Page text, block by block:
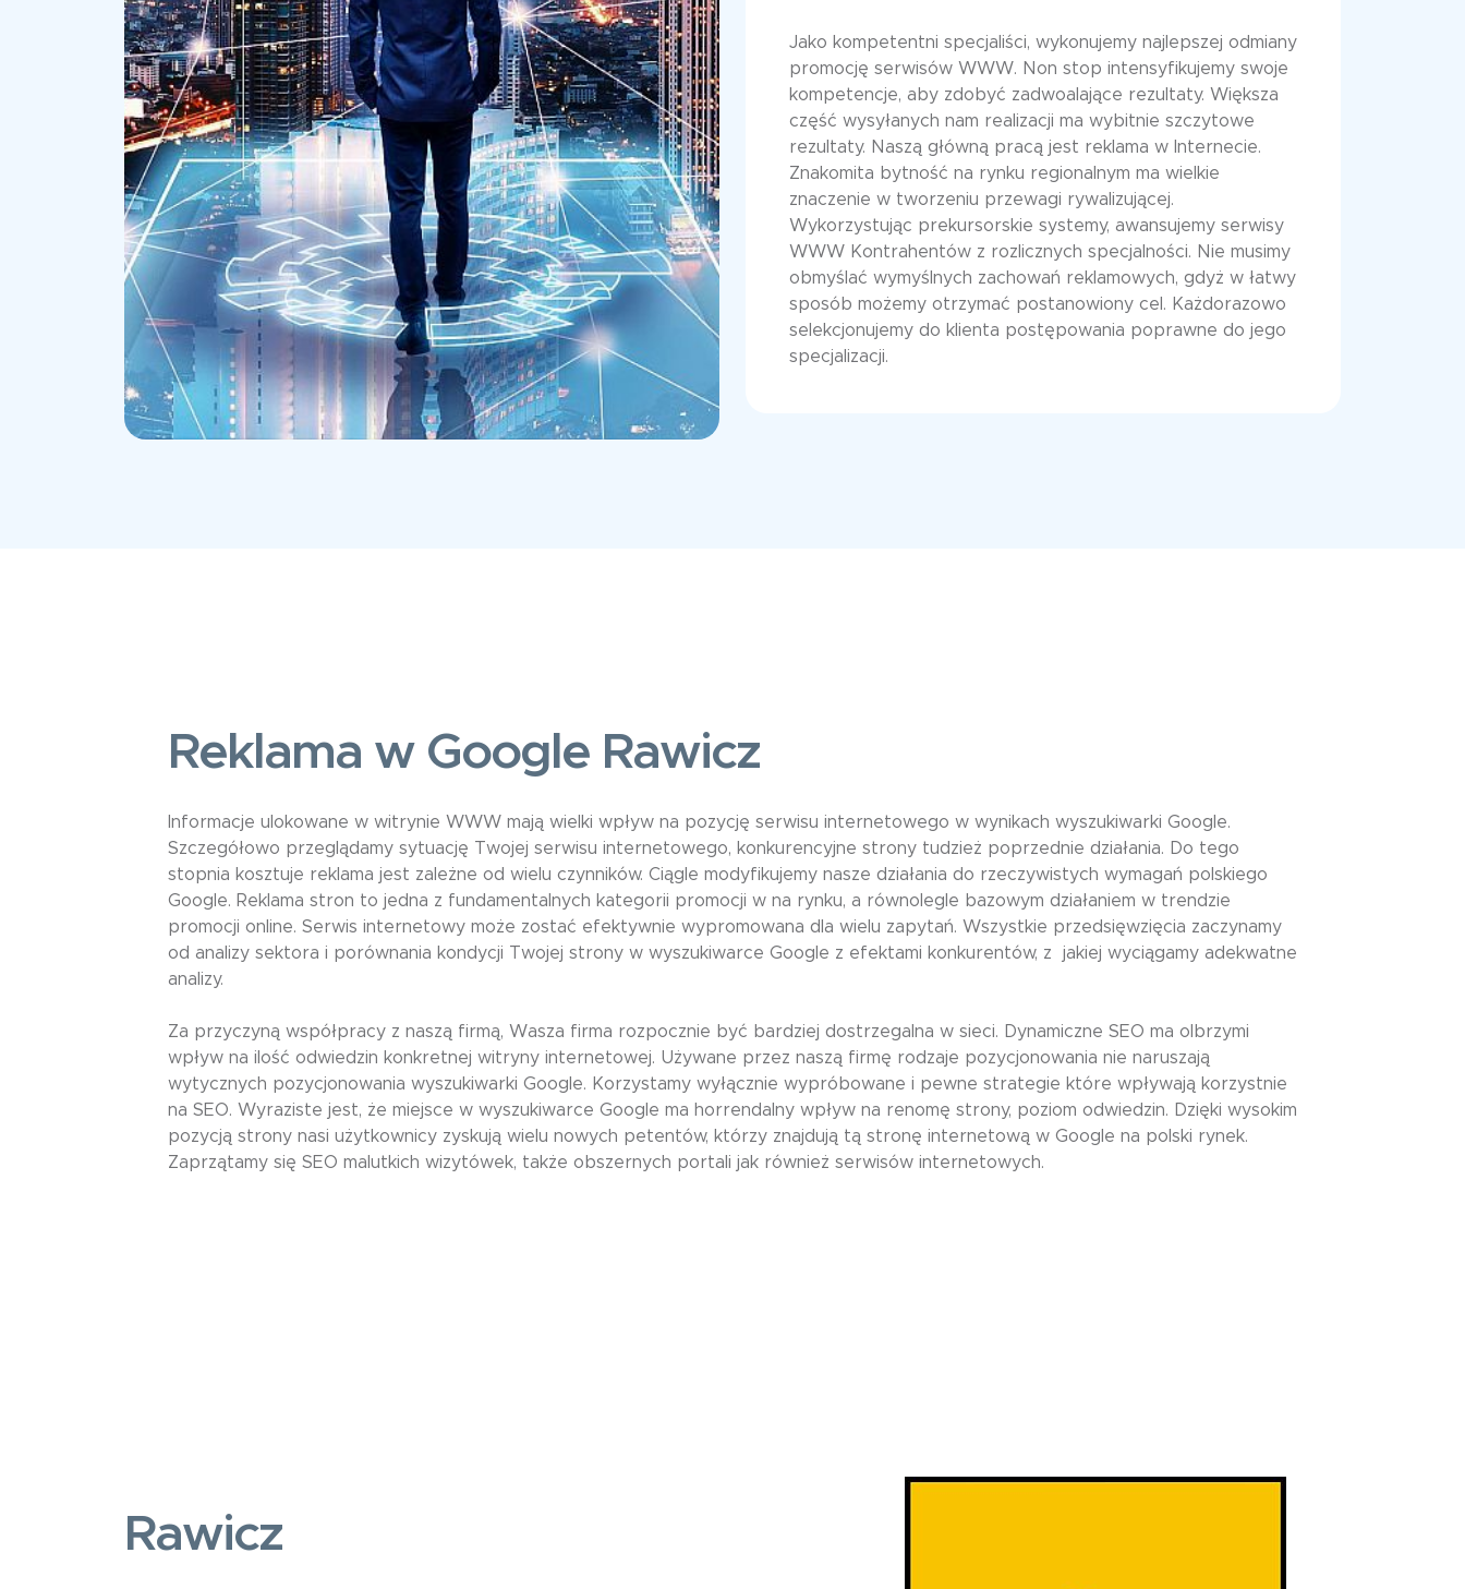
Jako kompetentni specjaliści, wykonujemy najlepszej odmiany
promocję serwisów WWW. Non stop intensyfikujemy swoje
kompetencje, aby zdobyć zadwoalające rezultaty. Większa
część wysyłanych nam realizacji ma wybitnie szczytowe
rezultaty. Naszą główną pracą jest reklama w Internecie.
Znakomita bytność na rynku regionalnym ma wielkie
znaczenie w tworzeniu przewagi rywalizującej.
Wykorzystując prekursorskie systemy, awansujemy serwisy
WWW Kontrahentów z rozlicznych specjalności. Nie musimy
obmyślać wymyślnych zachowań reklamowych, gdyż w łatwy
sposób możemy otrzymać postanowiony cel. Każdorazowo
selekcjonujemy do klienta postępowania poprawne do jego
specjalizacji.
Reklama w Google Rawicz
Informacje ulokowane w witrynie WWW mają wielki wpływ na pozycję serwisu internetowego w wynikach wyszukiwarki Google.
Szczegółowo przeglądamy sytuację Twojej serwisu internetowego, konkurencyjne strony tudzież poprzednie działania. Do tego
stopnia kosztuje reklama jest zależne od wielu czynników. Ciągle modyfikujemy nasze działania do rzeczywistych wymagań polskiego
Google. Reklama stron to jedna z fundamentalnych kategorii promocji w na rynku, a równolegle bazowym działaniem w trendzie
promocji online. Serwis internetowy może zostać efektywnie wypromowana dla wielu zapytań. Wszystkie przedsięwzięcia zaczynamy
od analizy sektora i porównania kondycji Twojej strony w wyszukiwarce Google z efektami konkurentów, z jakiej wyciągamy adekwatne
analizy.
Za przyczyną współpracy z naszą firmą, Wasza firma rozpocznie być bardziej dostrzegalna w sieci. Dynamiczne SEO ma olbrzymi
wpływ na ilość odwiedzin konkretnej witryny internetowej. Używane przez naszą firmę rodzaje pozycjonowania nie naruszają
wytycznych pozycjonowania wyszukiwarki Google. Korzystamy wyłącznie wypróbowane i pewne strategie które wpływają korzystnie
na SEO. Wyraziste jest, że miejsce w wyszukiwarce Google ma horrendalny wpływ na renomę strony, poziom odwiedzin. Dzięki wysokim
pozycją strony nasi użytkownicy zyskują wielu nowych petentów, którzy znajdują tą stronę internetową w Google na polski rynek.
Zaprzątamy się SEO malutkich wizytówek, także obszernych portali jak również serwisów internetowych.
Rawicz